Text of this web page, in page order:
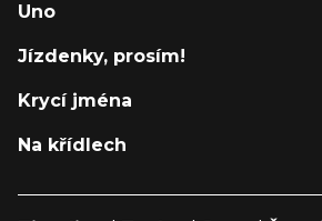
Uno
Jízdenky, prosím!
Krycí jména
Na křídlech